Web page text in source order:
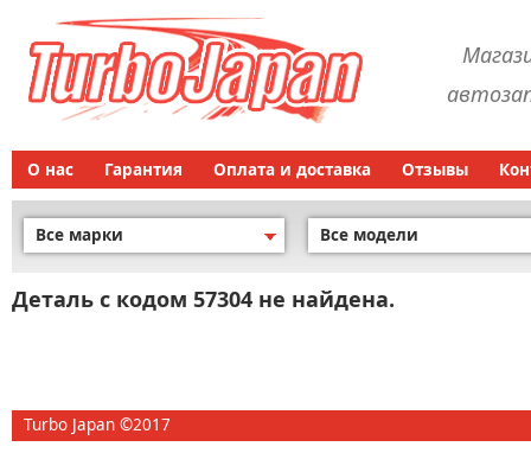
О нас Гарантия Оплата и доставка Отзывы
Все марки Все модели
Деталь с кодом 57304 не найдена.
Turbo Japan ©2017